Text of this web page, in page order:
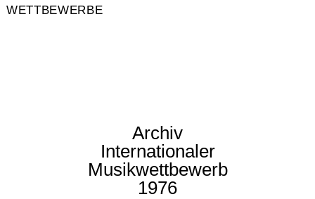
WETTBEWERBE
Archiv
Internationaler
Musikwettbewerb
1976